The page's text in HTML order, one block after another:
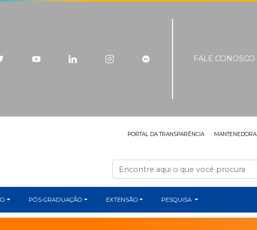
FALE CONOSCO
PORTAL DA TRANSPARÊNCIA MANTENEDORA
PÓS-GRADUAÇÃO EXTENSÃO PESQUISA